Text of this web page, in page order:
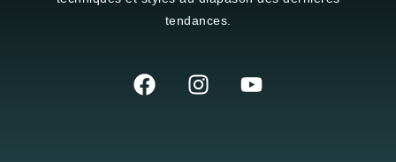
techniques et styles au diapason des dernières